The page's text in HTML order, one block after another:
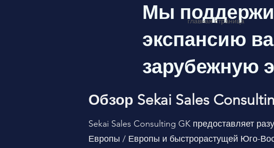
​Мы
экспансию
зарубежную
главная страница
Обзор Sekai Sales
Sekai Sales Consulting GK предоставляет
Европы / Европы и быстрорастущей Юго-